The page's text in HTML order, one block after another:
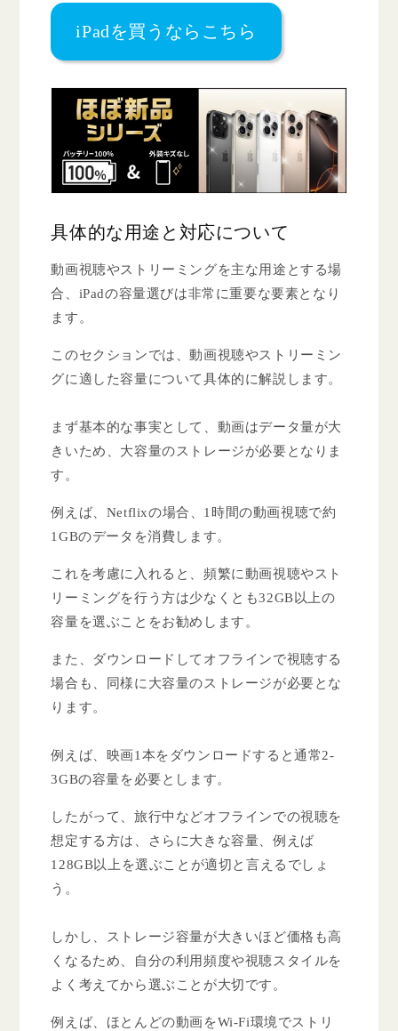
iPadを買うならこちら
具体的な用途と対応について
動画視聴やストリーミングを主な用途とする場
合、iPadの容量選びは非常に重要な要素となり
ます。
このセクションでは、動画視聴やストリーミン
グに適した容量について具体的に解説します。
まず基本的な事実として、動画はデータ量が大
きいため、大容量のストレージが必要となりま
す。
例えば、Netflixの場合、1時間の動画視聴で約
1GBのデータを消費します。
これを考慮に入れると、頻繁に動画視聴やスト
リーミングを行う方は少なくとも32GB以上の
容量を選ぶことをお勧めします。
また、ダウンロードしてオフラインで視聴する
場合も、同様に大容量のストレージが必要とな
ります。
例えば、映画1本をダウンロードすると通常2-
3GBの容量を必要とします。
したがって、旅行中などオフラインでの視聴を
想定する方は、さらに大きな容量、例えば
128GB以上を選ぶことが適切と言えるでしょ
う。
しかし、ストレージ容量が大きいほど価格も高
くなるため、自分の利用頻度や視聴スタイルを
よく考えてから選ぶことが大切です。
例えば、ほとんどの動画をWi-Fi環境でストリ